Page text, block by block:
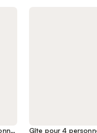
Location de vacances pour 2 personnes
Gîte pour 4